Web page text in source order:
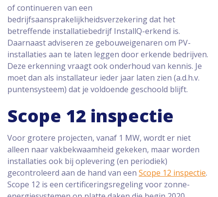
of continueren van een
bedrijfsaansprakelijkheidsverzekering dat het
betreffende installatiebedrijf InstallQ-erkend is.
Daarnaast adviseren ze gebouweigenaren om PV-
installaties aan te laten leggen door erkende bedrijven.
Deze erkenning vraagt ook onderhoud van kennis. Je
moet dan als installateur ieder jaar laten zien (a.d.h.v.
puntensysteem) dat je voldoende geschoold blijft.
Scope 12 inspectie
Voor grotere projecten, vanaf 1 MW, wordt er niet
alleen naar vakbekwaamheid gekeken, maar worden
installaties ook bij oplevering (en periodiek)
gecontroleerd aan de hand van een Scope 12 inspectie.
Scope 12 is een certificeringsregeling voor zonne-